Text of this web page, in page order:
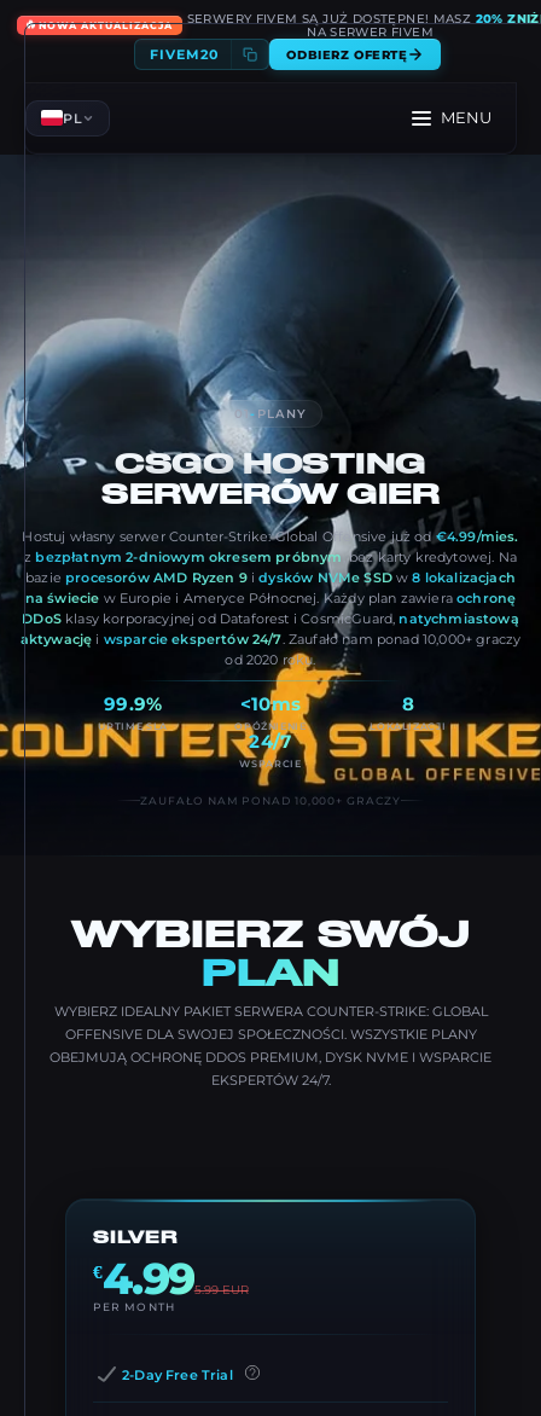
🔥NOWA AKTUALIZACJA SERWERY FIVEM SĄ JUŻ DOSTĘPNE! MASZ 20%
NA SERWER FIVEM
FIVEM20 ODBIERZ OFERTĘ
PL MENU
01- PLANY
CSGO HOSTING
SERWERÓW GIER
Hostuj własny serwer Counter-Strike: Global Offensive już od€4.99/mies.
z bezpłatnym 2-dniowym okresem próbnym , bez karty kredytowej. Na
bazie procesorów AMD Ryzen 9idysków NVMe SSDw8 lokalizacjach
na świecie w Europie i Ameryce Północnej. Każdy plan zawieraochronę
DDoSklasy korporacyjnej od Dataforest i CosmicGuard,natychmiastową
aktywację i wsparcie ekspertów 24/7. Zaufało nam ponad 10,000+ graczy
od 2020 roku.
99.9%
UPTIME SLA
<10ms
OPÓŹNIENIE
8
LOKALIZACJI
24/7
WSPARCIE
ZAUFAŁO NAM PONAD 10,000+ GRACZY
WYBIERZ SWÓJ
PLAN
WYBIERZ IDEALNY PAKIET SERWERA COUNTER-STRIKE: GLOBAL
OFFENSIVE DLA SWOJEJ SPOŁECZNOŚCI. WSZYSTKIE PLANY
OBEJMUJĄ OCHRONĘ DDOS PREMIUM, DYSK NVME I WSPARCIE
EKSPERTÓW 24/7.
SILVER
€4.995.99EUR
PER MONTH
2-Day Free Trial